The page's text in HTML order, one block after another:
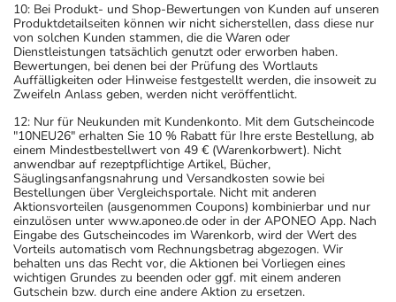
10: Bei Produkt- und Shop-Bewertungen von Kunden auf unseren
Produktdetailseiten können wir nicht sicherstellen, dass diese nur
von solchen Kunden stammen, die die Waren oder
Dienstleistungen tatsächlich genutzt oder erworben haben.
Bewertungen, bei denen bei der Prüfung des Wortlauts
Auffälligkeiten oder Hinweise festgestellt werden, die insoweit zu
Zweifeln Anlass geben, werden nicht veröffentlicht.
12: Nur für Neukunden mit Kundenkonto. Mit dem Gutscheincode
"10NEU26" erhalten Sie 10 % Rabatt für Ihre erste Bestellung, ab
einem Mindestbestellwert von 49 € (Warenkorbwert). Nicht
anwendbar auf rezeptpflichtige Artikel, Bücher,
Säuglingsanfangsnahrung und Versandkosten sowie bei
Bestellungen über Vergleichsportale. Nicht mit anderen
Aktionsvorteilen (ausgenommen Coupons) kombinierbar und nur
einzulösen unter www.aponeo.de oder in der APONEO App. Nach
Eingabe des Gutscheincodes im Warenkorb, wird der Wert des
Vorteils automatisch vom Rechnungsbetrag abgezogen. Wir
behalten uns das Recht vor, die Aktionen bei Vorliegen eines
wichtigen Grundes zu beenden oder ggf. mit einem anderen
Gutschein bzw. durch eine andere Aktion zu ersetzen.